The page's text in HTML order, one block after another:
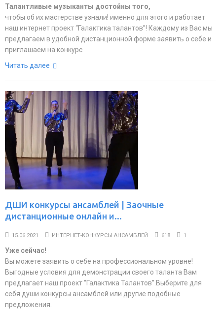
Талантливые музыканты достойны того,
чтобы об их мастерстве узнали! именно для этого и работает
наш интернет проект “Галактика талантов”! Каждому из Вас мы
предлагаем в удобной дистанционной форме заявить о себе и
приглашаем на конкурс
Читать далее
ДШИ конкурсы ансамблей | Заочные
дистанционные онлайн и...
15.06.2021 ИНТЕРНЕТ-КОНКУРСЫ АНСАМБЛЕЙ 618 1
Уже сейчас!
Вы можете заявить о себе на профессиональном уровне!
Выгодные условия для демонстрации своего таланта Вам
предлагает наш проект “Галактика Талантов”.Выберите для
себя души конкурсы ансамблей или другие подобные
предложения.